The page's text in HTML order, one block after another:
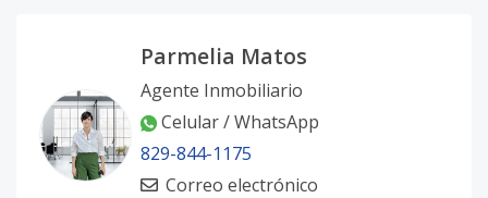
Parmelia Matos
Agente Inmobiliario
Celular / WhatsApp
829-844-1175
Correo electrónico